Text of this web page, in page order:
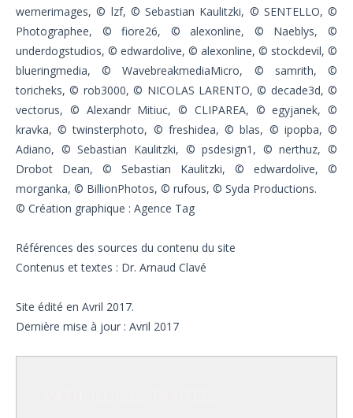
wernerimages, © lzf, © Sebastian Kaulitzki, © SENTELLO, ©
Photographee, © fiore26, © alexonline, © Naeblys, ©
underdogstudios, © edwardolive, © alexonline, © stockdevil, ©
blueringmedia, © WavebreakmediaMicro, © samrith, ©
toricheks, © rob3000, © NICOLAS LARENTO, © decade3d, ©
vectorus, © Alexandr Mitiuc, © CLIPAREA, © egyjanek, ©
kravka, © twinsterphoto, © freshidea, © blas, © ipopba, ©
Adiano, © Sebastian Kaulitzki, © psdesign1, © nerthuz, ©
Drobot Dean, © Sebastian Kaulitzki, © edwardolive, ©
morganka, © BillionPhotos, © rufous, © Syda Productions.
© Création graphique : Agence Tag
Références des sources du contenu du site
Contenus et textes : Dr. Arnaud Clavé
Site édité en Avril 2017.
Dernière mise à jour : Avril 2017